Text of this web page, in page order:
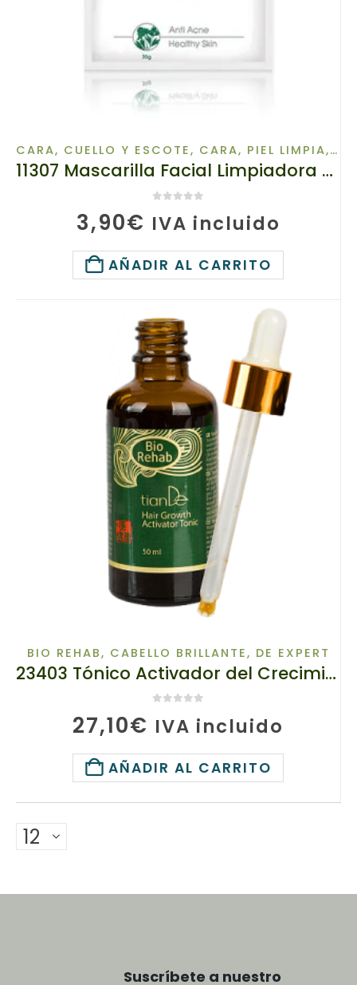
CARA, CUELLO Y ESCOTE, CARA, PIEL LIMPIA,
11307 Mascarilla Facial Limpiadora Antiacné y Anticicatrices TIANDE 35g, Impide la Formación de Acné
3,90€ IVA incluido
AÑADIR AL CARRITO
BIO REHAB, CABELLO BRILLANTE, DE EXPERT
23403 Tónico Activador del Crecimiento del Cabello Bio Rehab TIANDE 50g
27,10€ IVA incluido
AÑADIR AL CARRITO
Suscríbete a nuestro